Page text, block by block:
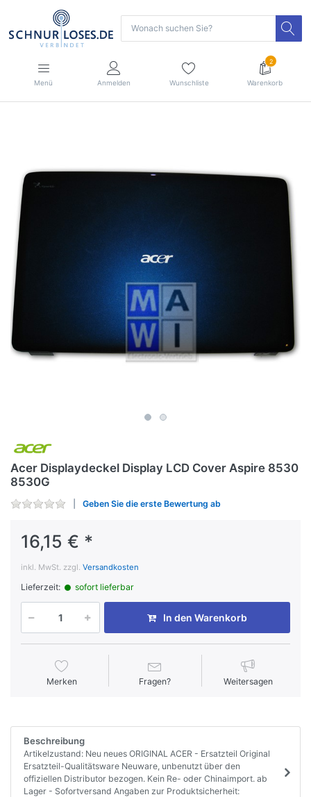
Menü Anmelden Wunschliste
2
Warenkorb
Acer Displaydeckel Display LCD Cover Aspire 8530
8530G
Geben Sie die erste Bewertung ab
16,15 € *
inkl. MwSt. zzgl. Versandkosten
Lieferzeit: sofort lieferbar
In den Warenkorb
Merken Fragen? Weitersagen
Beschreibung
Artikelzustand: Neu neues ORIGINAL ACER - Ersatzteil Original
Ersatzteil-Qualitätsware Neuware, unbenutzt über den
offiziellen Distributor bezogen. Kein Re- oder Chinaimport. ab
Lager - Sofortversand Angaben zur Produktsicherheit: